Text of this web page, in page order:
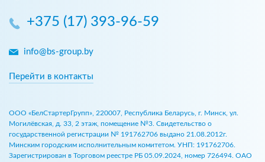
+375 (17) 393-96-59
info@bs-group.by
Перейти в контакты
ООО «БелСтартерГрупп», 220007, Республика Беларусь, г. Минск, ул.
Могилёвская, д. 33, 2 этаж, помещение №3. Свидетельство о
государственной регистрации № 191762706 выдано 21.08.2012г.
Минским городским исполнительным комитетом. УНП: 191762706.
Зарегистрирован в Торговом реестре РБ 05.09.2024, номер 726494. ОАО